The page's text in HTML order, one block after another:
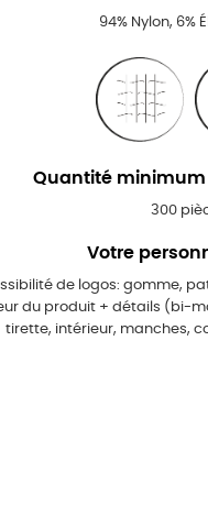
94% Nylon, 6%
Quantité
300
Votre
de logos: gomme,
du produit + détails (bi-
tirette, intérieur, manches,